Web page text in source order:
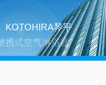
KOTOHIRA琴平
携式空气淋浴器